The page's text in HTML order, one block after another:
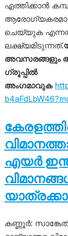
എത്തിക്കാൻ
ചെയ്യുക
ലക്ഷ്യമിടുന്നത്.
അവസരങ്ങളും
ഗ്രൂപ്പിൽ
അംഗമാവുക
എയർ
കണ്ണൂർ: